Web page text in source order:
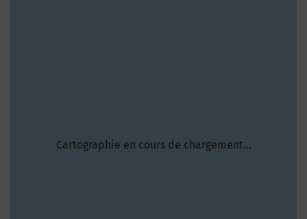
Cartographie en cours de chargement...